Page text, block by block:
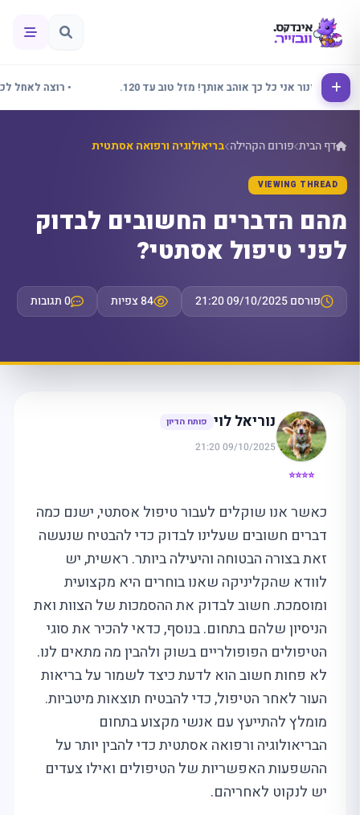
• אלינור אני כל כך אוהב אותך! מזל טוב עד 120. • רוצה לאחל
דף הבית פורום הקהילה בריאולוגיה ורפואה אסתטית
VIEWING THREAD
מהם הדברים החשובים לבדוק
לפני טיפול אסתטי?
פורסם 09/10/2025 21:20 84 צפיות 0 תגובות
⭐⭐⭐⭐
נוריאל לוי פותח הדיון
09/10/2025 21:20
כאשר אנו שוקלים לעבור טיפול אסתטי, ישנם כמה
דברים חשובים שעלינו לבדוק כדי להבטיח שנעשה
זאת בצורה הבטוחה והיעילה ביותר. ראשית, יש
לוודא שהקליניקה שאנו בוחרים היא מקצועית
ומוסמכת. חשוב לבדוק את ההסמכות של הצוות ואת
הניסיון שלהם בתחום. בנוסף, כדאי להכיר את סוגי
הטיפולים הפופולריים בשוק ולהבין מה מתאים לנו.
לא פחות חשוב הוא לדעת כיצד לשמור על בריאות
העור לאחר הטיפול, כדי להבטיח תוצאות מיטביות.
מומלץ להתייעץ עם אנשי מקצוע בתחום
הבריאולוגיה ורפואה אסתטית כדי להבין יותר על
ההשפעות האפשריות של הטיפולים ואילו צעדים
יש לנקוט לאחריהם.